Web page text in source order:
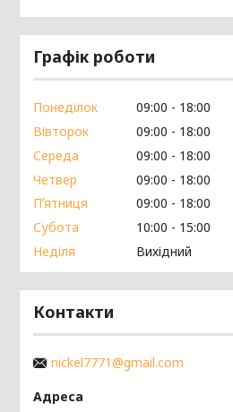
Графік роботи
Понеділок 09:00
18:00
Вівторок
09:00
18:00
Середа
09:00
18:00
Четвер
09:00
18:00
Пʼятниця
09:00
18:00
Субота
10:00
15:00
Неділя
Вихідний
Контакти
nickel7771@gmail.com